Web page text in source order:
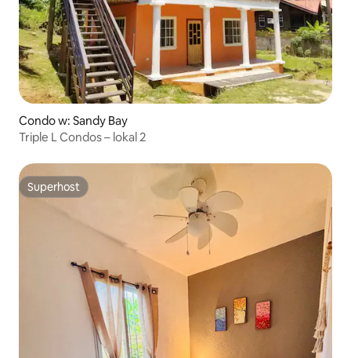
Condo w: Sandy Bay
Triple L Condos – lokal 2
Superhost
Superhost